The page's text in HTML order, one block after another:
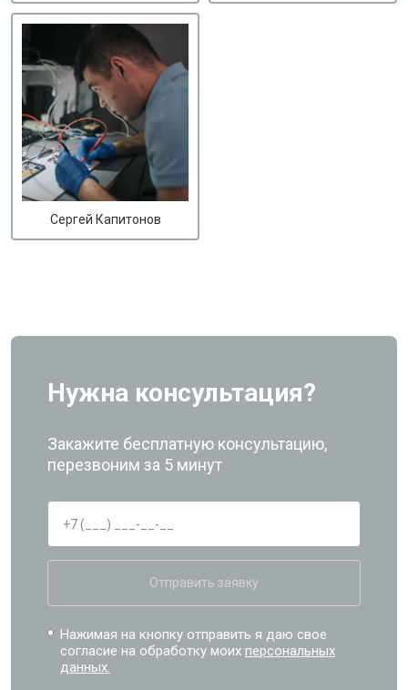
Сергей Капитонов
Нужна консультация?
Закажите бесплатную консультацию,
перезвоним за 5 минут
Отправить заявку
Нажимая на кнопку отправить я даю свое
согласие на обработку моихперсональных
данных.